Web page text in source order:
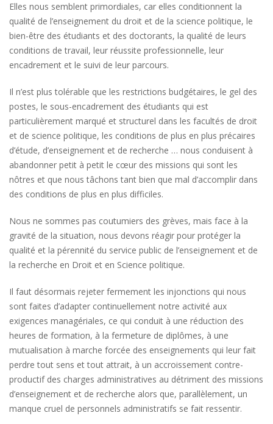
Elles nous semblent primordiales, car elles conditionnent la
qualité de l’enseignement du droit et de la science politique, le
bien-être des étudiants et des doctorants, la qualité de leurs
conditions de travail, leur réussite professionnelle, leur
encadrement et le suivi de leur parcours.
Il n’est plus tolérable que les restrictions budgétaires, le gel des
postes, le sous-encadrement des étudiants qui est
particulièrement marqué et structurel dans les facultés de droit
et de science politique, les conditions de plus en plus précaires
d’étude, d’enseignement et de recherche … nous conduisent à
abandonner petit à petit le cœur des missions qui sont les
nôtres et que nous tâchons tant bien que mal d’accomplir dans
des conditions de plus en plus difficiles.
Nous ne sommes pas coutumiers des grèves, mais face à la
gravité de la situation, nous devons réagir pour protéger la
qualité et la pérennité du service public de l’enseignement et de
la recherche en Droit et en Science politique.
Il faut désormais rejeter fermement les injonctions qui nous
sont faites d’adapter continuellement notre activité aux
exigences managériales, ce qui conduit à une réduction des
heures de formation, à la fermeture de diplômes, à une
mutualisation à marche forcée des enseignements qui leur fait
perdre tout sens et tout attrait, à un accroissement contre-
productif des charges administratives au détriment des missions
d’enseignement et de recherche alors que, parallèlement, un
manque cruel de personnels administratifs se fait ressentir.